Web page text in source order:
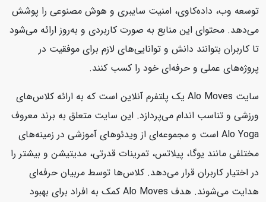
توسعه وب، داده‌کاوی، امنیت سایبری و هوش مصنوعی را پوشش
می‌دهد. محتوای این منابع به صورت کاربردی و به‌روز ارائه می‌شود
تا کاربران بتوانند دانش و توانایی‌های لازم برای موفقیت در
پروژه‌های عملی و حرفه‌ای خود را کسب کنند.
سایت Alo Moves یک پلتفرم آنلاین است که به ارائه کلاس‌های
ورزشی و تناسب اندام می‌پردازد. این سایت متعلق به برند معروف
Alo Yoga است و مجموعه‌ای از ویدئوهای آموزشی در زمینه‌های
مختلفی مانند یوگا، پیلاتس، تمرینات قدرتی، مدیتیشن و بیشتر را
در اختیار کاربران قرار می‌دهد. کلاس‌ها توسط مربیان حرفه‌ای
هدایت می‌شوند. هدف Alo Moves کمک به افراد برای بهبود